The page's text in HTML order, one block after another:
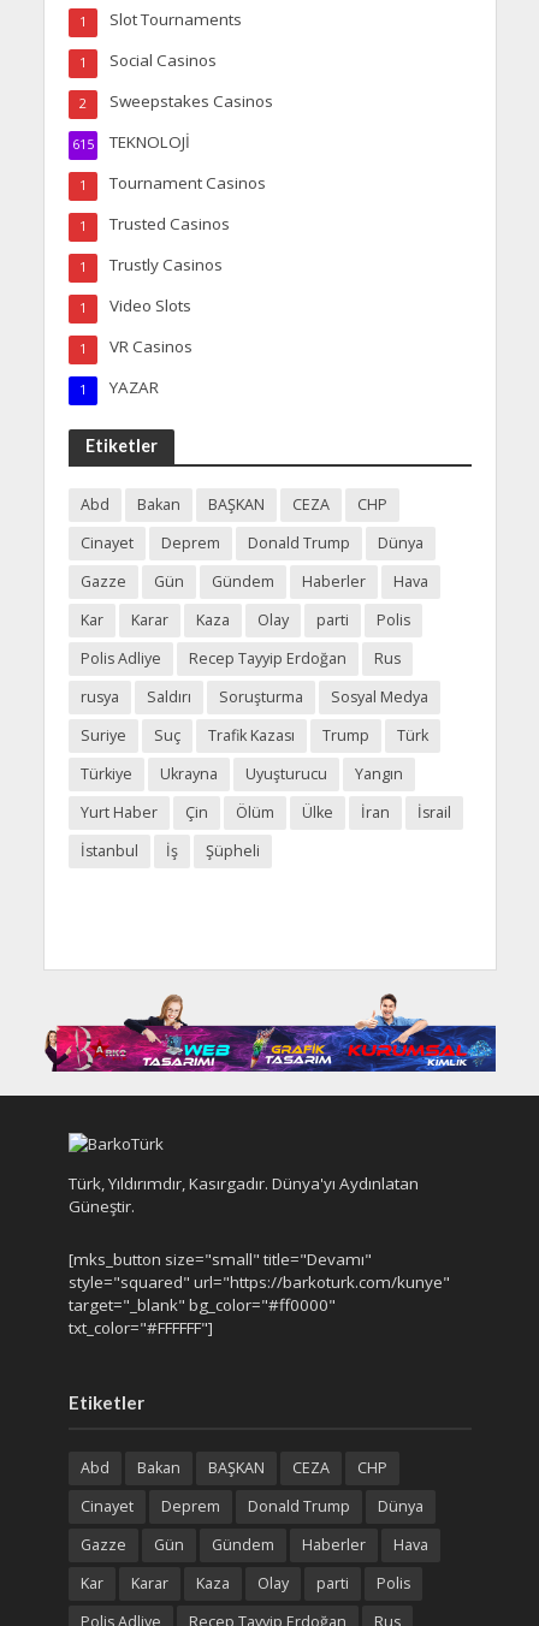
Slot Tournaments
1
Social Casinos
1
Sweepstakes Casinos
2
TEKNOLOJİ
615
Tournament Casinos
1
Trusted Casinos
1
Trustly Casinos
1
Video Slots
1
VR Casinos
1
YAZAR
1
Etiketler
Abd Bakan BAŞKAN CEZA
CHP
Cinayet
Deprem Donald Trump
Dünya
Gazze
Gün Gündem Haberler
Hava
Kar
Karar Kaza Olay parti
Polis
Polis Adliye
Recep Tayyip Erdoğan
Rus
rusya
Saldırı Soruşturma
Sosyal Medya
Suriye
Suç Trafik Kazası Trump
Türk
Türkiye
Ukrayna Uyuşturucu
Yangın
Yurt Haber
Çin Ölüm Ülke İran
İsrail
İstanbul
İş Şüpheli
Türk, Yıldırımdır, Kasırgadır. Dünya'yı Aydınlatan
Güneştir.
[mks_button size="small" title="Devamı"
style="squared" url="https://barkoturk.com/kunye"
target="_blank" bg_color="#ff0000"
txt_color="#FFFFFF"]
Etiketler
Abd Bakan BAŞKAN CEZA
CHP
Cinayet
Deprem Donald Trump
Dünya
Gazze
Gün Gündem Haberler
Hava
Kar
Karar Kaza Olay parti
Polis
Polis Adliye
Recep Tayyip Erdoğan Rus